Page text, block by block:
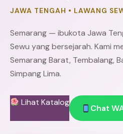
JAWA TENGAH • LAWANG
Semarang — ibukota Jawa
Sewu yang bersejarah. Kami
Semarang Barat, Tembalang,
Simpang Lima.
Lihat Katalog
Chat